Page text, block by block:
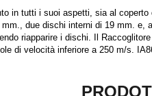
in tutti i suoi aspetti, sia al
due dischi interni di 19 mm.
riapparire i dischi. Il
di velocità inferiore a 250 m/s.